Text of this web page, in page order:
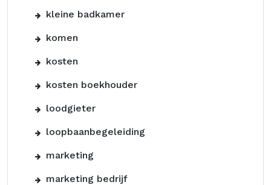
kleine badkamer
komen
kosten
kosten boekhouder
loodgieter
loopbaanbegeleiding
marketing
marketing bedrijf